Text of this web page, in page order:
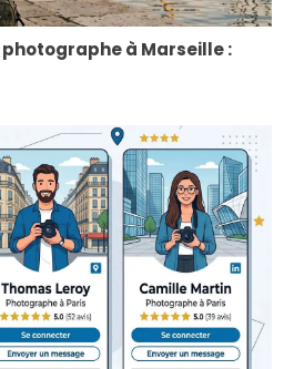
à Marseille :